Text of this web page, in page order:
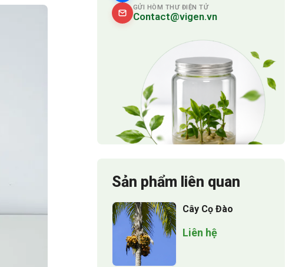
GỬI HÒM THƯ ĐIỆN TỬ
Contact@vigen.vn
Sản phẩm liên quan
Cây Cọ Đào
Liên hệ